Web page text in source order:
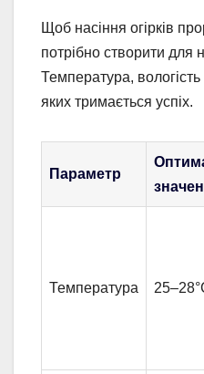
Щоб насіння огірків
потрібно створити для
Температура, вологість
яких тримається успіх.
Параметр
Температура